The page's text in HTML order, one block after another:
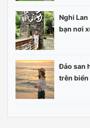
Nghi Lan
bạn nơi
Đảo san
trên biển